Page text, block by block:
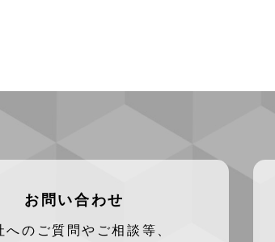
お問い合わせ
へのご質問やご相談等、